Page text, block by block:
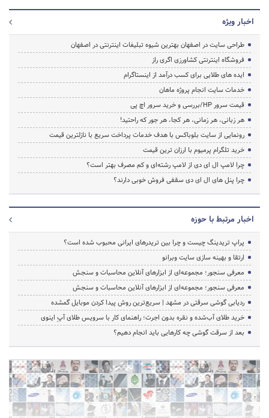
اخبار ویژه
طراحی سایت در اصفهان بهترین شیوه تبلیغات اینترنتی در اصفهان
فروشگاه اینترنتی کشاورزی اگری راز
ایده های طلایی برای کسب درآمد از اینستاگرام
خدمات سایت انجام پروژه ماهان
قیمت سرور HP/بررسی و خرید سرور اچ پی
هر زبانی، هر زمانی، هر کجا، هر جور که راحتید!
رونمایی از سایت بلوباکس با هدف خدمات پرداخت سریع با نازلترین قیمت
خرید تلگرام پرمیوم با ارزان ترین قیمت
چرا لامپ ال ای دی از لامپ رشته‌ای و کم مصرف بهتر است؟
چرا پنل های ال ای دی سقفی فروش خوبی دارند؟
اخبار مرتبط با حوزه
پراپ تریدینگ چیست و چرا بین تریدرهای ایرانی محبوب شده است؟
ارتقا و بهینه سازی سایت وبرانو
معرفی سنجور؛ مجموعه‌ای از ابزارهای آنلاین محاسبات و سنجش
معرفی سنجور؛ مجموعه‌ای از ابزارهای آنلاین محاسبات و سنجش
ردیابی گوشی سرقتی در مشهد | سریع‌ترین روش پیدا کردن موبایل گمشده
خرید طلای آب‌شده و نقره بدون اجرت؛ راهنمای کار با سرویس طلای آپِ اینوی
بعد از سرقت گوشی چه کارهایی باید انجام دهیم؟